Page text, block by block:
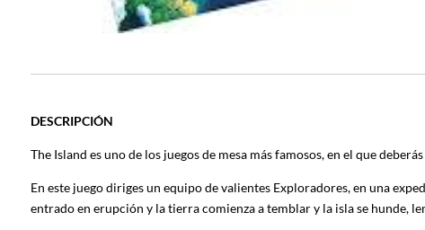
DESCRIPCIÓN
The Island es uno de los juegos de mesa más famosos, en el que
En este juego diriges un equipo de valientes Exploradores, en una
entrado en erupción y la tierra comienza a temblar y la isla se hunde,